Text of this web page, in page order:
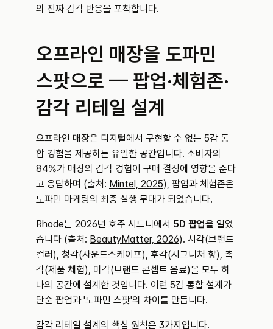
의 진짜 감각 반응을 포착합니다.
오프라인 매장을 도파민
스팟으로 — 팝업·체험존·
감각 리테일 설계
오프라인 매장은 디지털에서 구현할 수 없는 5감 통
합 경험을 제공하는 유일한 공간입니다. 소비자의
84%가 매장의 감각 경험이 구매 결정에 영향을 준다
고 응답하며 (출처: Mintel, 2025), 팝업과 체험존은
도파민 마케팅의 최종 실행 무대가 되었습니다.
Rhode는 2026년 호주 시드니에서 5D 팝업을 열었
습니다 (출처: BeautyMatter, 2026). 시각(브랜드
컬러), 청각(사운드스케이프), 후각(시그니처 향), 촉
각(제품 체험), 미각(브랜드 콘셉트 음료)을 모두 하
나의 공간에 설계한 것입니다. 이런 5감 통합 설계가
단순 팝업과 '도파민 스팟'의 차이를 만듭니다.
감각 리테일 설계의 핵심 원칙은 3가지입니다.